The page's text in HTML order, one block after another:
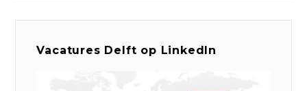
Vacatures Delft op LinkedIn